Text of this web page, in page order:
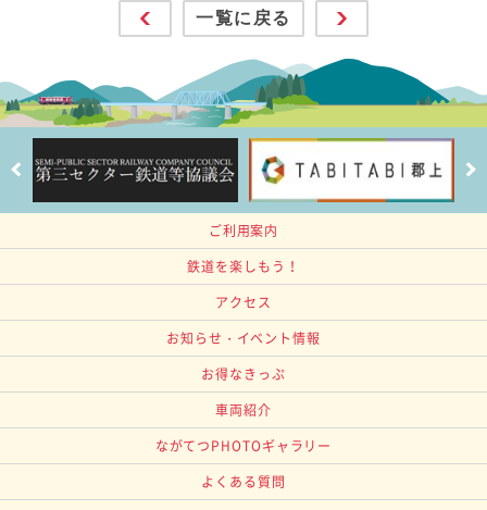
一覧に戻る
ご利用案内
鉄道を楽しもう！
アクセス
お知らせ・イベント情報
お得なきっぷ
車両紹介
ながてつPHOTOギャラリー
よくある質問